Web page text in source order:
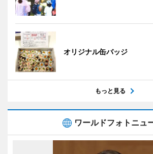
オリジナル缶バッジ
もっと見る
ワールドフォトニュ